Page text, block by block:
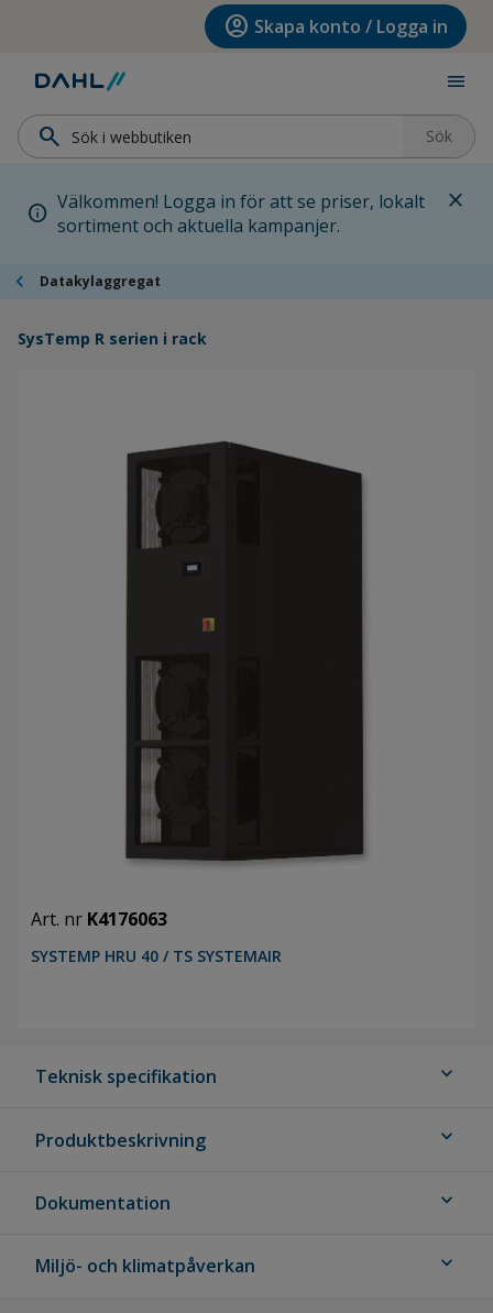
Hoppa till huvudinnehållet account_circle Skapa konto / Logga in
menu
search Sök
info Välkommen! Logga in för att se priser, lokalt
sortiment och aktuella kampanjer.
close
chevron_left Datakylaggregat
SysTemp R serien i rack
Art. nr K4176063
SYSTEMP HRU 40 / TS SYSTEMAIR
Teknisk specifikation expand_more
Produktbeskrivning expand_more
Dokumentation expand_more
Miljö- och klimatpåverkan expand_more